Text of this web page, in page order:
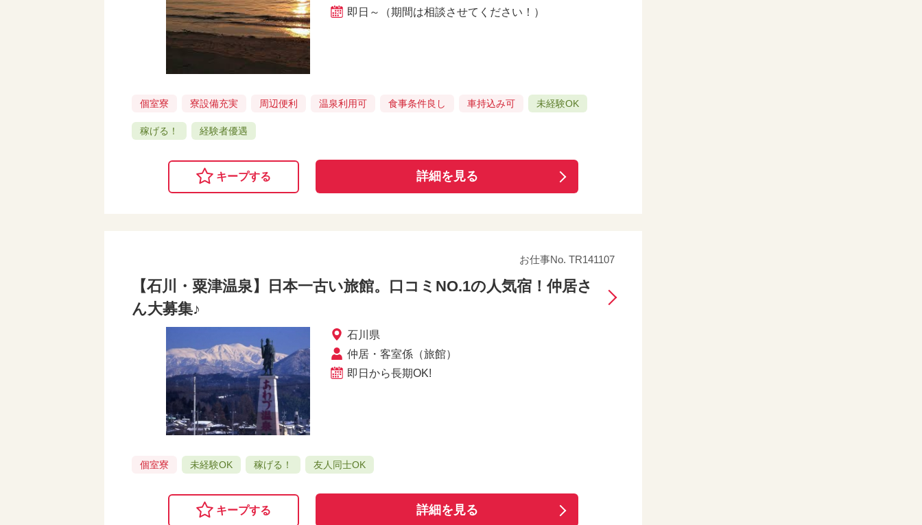
即日～（期間は相談させてください！）
個室寮 寮設備充実 周辺便利 温泉利用可 食事条件良し 車持込み可 未経験OK
稼げる！ 経験者優遇
キープする 詳細を見る
お仕事No. TR141107
【石川・粟津温泉】日本一古い旅館。口コミNO.1の人気宿！仲居さ
ん大募集♪
石川県
仲居・客室係（旅館）
即日から長期OK!
個室寮 未経験OK 稼げる！ 友人同士OK
キープする 詳細を見る